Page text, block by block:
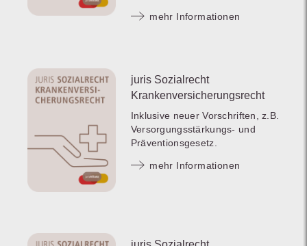
mehr Informationen
juris Sozialrecht
Krankenversicherungsrecht
Inklusive neuer Vorschriften, z.B.
Versorgungsstärkungs- und
Präventionsgesetz.
mehr Informationen